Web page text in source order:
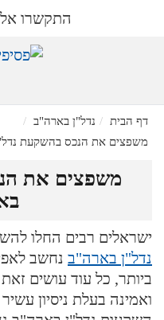
התקשרו
דף הבית
נדל"ן בארה"ב
משפצים את הנכס בהשקעת
משפצים את
ישראלים רבים החלו
נדל"ן בארה"ב נחשב
ביותר, כל עוד עושים
ואמינה בעלת ניסיון